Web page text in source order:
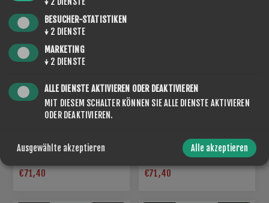
FLUOR FREE SPEED LINE
€71,40
FLUOR FREE SPEED LINE
RACING 10
€71,40
BESUCHER-STATISTIKEN
↓ 2 DIENSTE
MARKETING
↓ 2 DIENSTE
ALLE DIENSTE AKTIVIEREN ODER DEAKTIVIEREN
MIT DIESEM SCHALTER KÖNNEN SIE ALLE DIENSTE AKTIVIEREN
ODER DEAKTIVIEREN.
Ausgewählte akzeptieren Alle akzeptieren